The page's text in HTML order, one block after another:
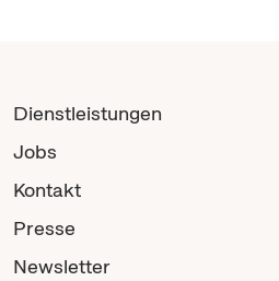
Dienstleistungen
Jobs
Kontakt
Presse
Newsletter